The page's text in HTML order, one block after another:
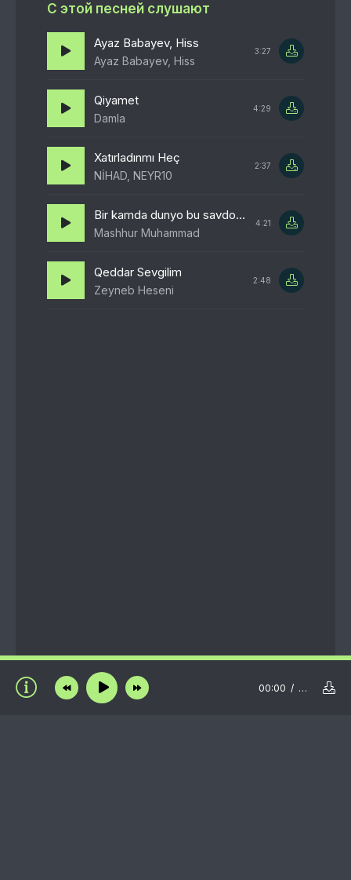
С этой песней слушают
Ayaz Babayev, Hiss
Ayaz Babayev, Hiss
3:27
Qiyamet
Damla
4:29
Xatırladınmı Heç
NİHAD, NEYR10
2:37
Bir kamda dunyo bu savdosi shunday bir kuni undayu bir kuni bunday
Mashhur Muhammad
4:21
Qeddar Sevgilim
Zeyneb Heseni
2:48
00:00 …